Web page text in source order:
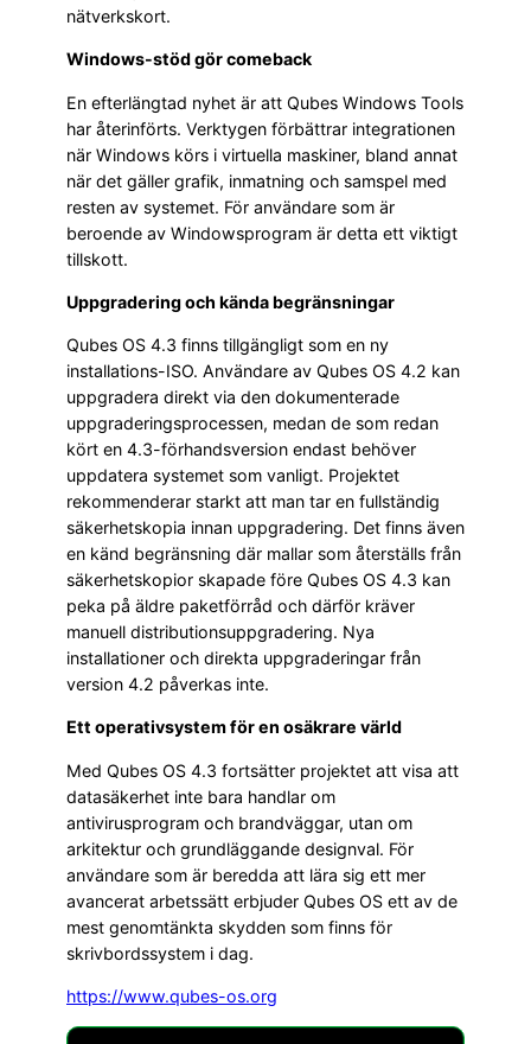
nätverkskort.
Windows-stöd gör comeback
En efterlängtad nyhet är att Qubes Windows Tools
har återinförts. Verktygen förbättrar integrationen
när Windows körs i virtuella maskiner, bland annat
när det gäller grafik, inmatning och samspel med
resten av systemet. För användare som är
beroende av Windowsprogram är detta ett viktigt
tillskott.
Uppgradering och kända begränsningar
Qubes OS 4.3 finns tillgängligt som en ny
installations-ISO. Användare av Qubes OS 4.2 kan
uppgradera direkt via den dokumenterade
uppgraderingsprocessen, medan de som redan
kört en 4.3-förhandsversion endast behöver
uppdatera systemet som vanligt. Projektet
rekommenderar starkt att man tar en fullständig
säkerhetskopia innan uppgradering. Det finns även
en känd begränsning där mallar som återställs från
säkerhetskopior skapade före Qubes OS 4.3 kan
peka på äldre paketförråd och därför kräver
manuell distributionsuppgradering. Nya
installationer och direkta uppgraderingar från
version 4.2 påverkas inte.
Ett operativsystem för en osäkrare värld
Med Qubes OS 4.3 fortsätter projektet att visa att
datasäkerhet inte bara handlar om
antivirusprogram och brandväggar, utan om
arkitektur och grundläggande designval. För
användare som är beredda att lära sig ett mer
avancerat arbetssätt erbjuder Qubes OS ett av de
mest genomtänkta skydden som finns för
skrivbordssystem i dag.
https://www.qubes-os.org